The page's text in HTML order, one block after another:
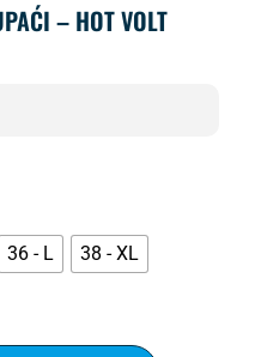
– HOT VOLT
36 - L 38 - XL